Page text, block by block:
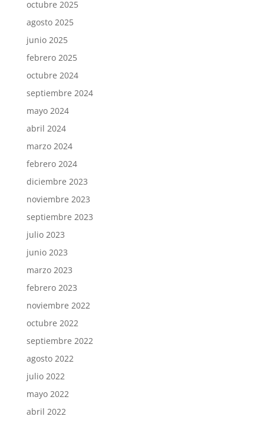
octubre 2025
agosto 2025
junio 2025
febrero 2025
octubre 2024
septiembre 2024
mayo 2024
abril 2024
marzo 2024
febrero 2024
diciembre 2023
noviembre 2023
septiembre 2023
julio 2023
junio 2023
marzo 2023
febrero 2023
noviembre 2022
octubre 2022
septiembre 2022
agosto 2022
julio 2022
mayo 2022
abril 2022